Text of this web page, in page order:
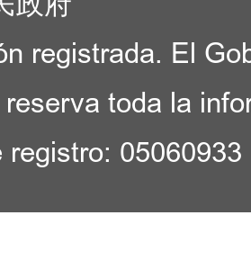
registrada. El
toda la
registro: 05060933